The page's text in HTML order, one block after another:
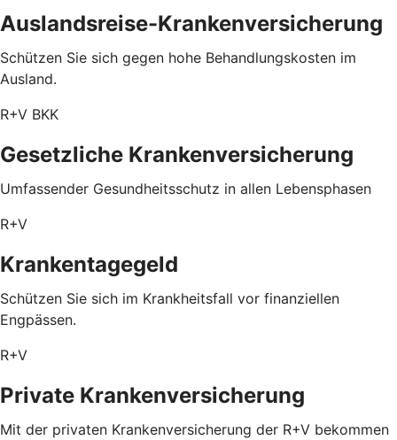
Auslandsreise-Krankenversicherung
Schützen Sie sich gegen hohe Behandlungskosten im
Ausland.
R+V BKK
Gesetzliche Krankenversicherung
Umfassender Gesundheitsschutz in allen Lebensphasen
R+V
Krankentagegeld
Schützen Sie sich im Krankheitsfall vor finanziellen
Engpässen.
R+V
Private Krankenversicherung
Mit der privaten Krankenversicherung der R+V bekommen